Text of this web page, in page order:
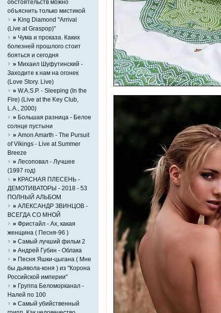
обстоятельств можно
объяснить только мистикой
» King Diamond "Arrival
(Live at Graspop)"
» Чума и проказа. Каких
болезней прошлого стоит
бояться и сегодня
» Михаил Шуфутинский -
Заходите к нам на огонек
(Love Story. Live)
» W.A.S.P. - Sleeping (In the
Fire) (Live at the Key Club,
L.A., 2000)
» Большая разница - Белое
солнце пустыни
» Amon Amarth - The Pursuit
of Vikings - Live at Summer
Breeze
» Лесоповал - Лучшее
(1997 год)
» КРАСНАЯ ПЛЕСЕНЬ -
ДЕМОТИВАТОРЫ - 2018 - 53
ПОЛНЫЙ АЛЬБОМ
» АЛЕКСАНДР ЗВИНЦОВ -
ВСЕГДА СО МНОЙ
» Фристайл - Ах, какая
женщина ( Песня-96 )
» Самый лучший фильм 2
» Андрей Губин - Облака
» Песня Яшки-цыгана ( Мне
бы дьявола-коня ) из "Корона
Российской империи"
» Группа Беломорканал -
Hалей по 100
» Самый убийственный